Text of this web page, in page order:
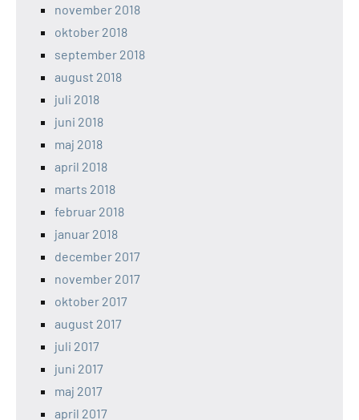
november 2018
oktober 2018
september 2018
august 2018
juli 2018
juni 2018
maj 2018
april 2018
marts 2018
februar 2018
januar 2018
december 2017
november 2017
oktober 2017
august 2017
juli 2017
juni 2017
maj 2017
april 2017